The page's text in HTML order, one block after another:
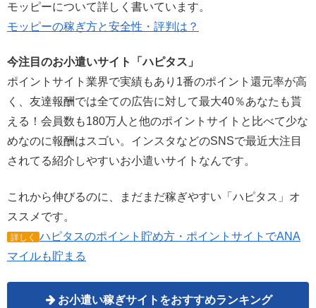
モッピーについて詳しく書いています。
モッピーの稼ぎ方と安全性・評判は？
今注目のお小遣いサイト「ハピタス」
ポイントサイト業界で実績もあり1番のポイント還元率が高
く、友達報酬では全ての広告に対して最大40％あなたも貰
える！会員数も180万人と他のポイントサイトと比べて少な
めなのに報酬はスゴい。インスタなどのSNSで最近大注目
されてる紹介しやすいお小遣いサイトなんです。
これから伸びるのに、まだまだ稼ぎやすい「ハピタス」オ
ススメです。
詳しく
ハピタスのポイント貯め方・ポイントサイトでANA
マイルも貯まる
お小遣い稼ぎサイトをおすすめランキング